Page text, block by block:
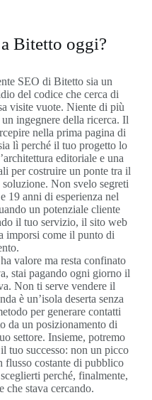
Bitetto oggi?
SEO di Bitetto sia un
del codice che cerca di
visite vuote. Niente di più
ingegnere della ricerca. Il
nella prima pagina di
lì perché il tuo progetto lo
editoriale e una
per costruire un ponte tra il
Non svelo segreti
19 anni di esperienza nel
un potenziale cliente
il tuo servizio, il sito web
imporsi come il punto di
valore ma resta confinato
stai pagando ogni giorno il
Non ti serve vendere il
è un’isola deserta senza
per generare contatti
da un posizionamento di
settore. Insieme, potremo
tuo successo: non un picco
flusso costante di pubblico
perché, finalmente,
che stava cercando.